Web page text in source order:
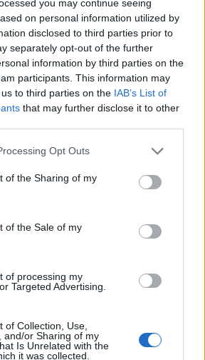
you may continue seeing
on personal information utilized by
disclosed to third parties prior to
separately opt-out of the further
information by third parties on the
participants. This information may
to third parties on the IAB’s List of
that may further disclose it to other
Opt Outs
of the Sharing of my
of the Sale of my
of processing my
Targeted Advertising.
of Collection, Use,
and/or Sharing of my
Is Unrelated with the
it was collected.
5.6 1984